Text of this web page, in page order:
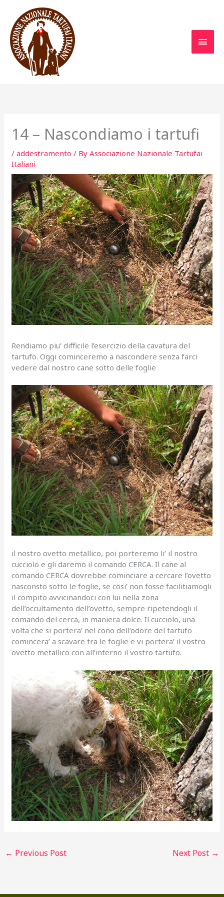
content
14 – Nascondiamo i tartufi
/addestramento / ByAssociazione Nazionale Tartufai
Italiani
Rendiamo piu’ difficile l’esercizio della cavatura del
tartufo. Oggi cominceremo a nascondere senza farci
vedere dal nostro cane sotto delle foglie
il nostro ovetto metallico, poi porteremo li’ il nostro
cucciolo e gli daremo il comando CERCA. Il cane al
comando CERCA dovrebbe cominciare a cercare l’ovetto
nasconsto sotto le foglie, se cosi’ non fosse facilitiamogli
il compito avvicinandoci con lui nella zona
dell’occultamento dell’ovetto, sempre ripetendogli il
comando del cerca, in maniera dolce. Il cucciolo, una
volta che si portera’ nel cono dell’odore del tartufo
comincera’ a scavare tra le foglie e vi portera’ il vostro
ovetto metallico con all’interno il vostro tartufo.
← Previous Post Next Post →